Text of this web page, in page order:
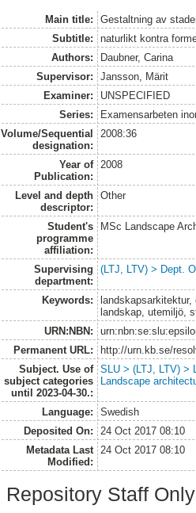
Main title:
Gestaltning av
Subtitle:
naturlikt kontra
Authors:
Daubner, Carina
Supervisor:
Jansson, Märit
Examiner:
UNSPECIFIED
Series:
Examensarbeten
Volume/Sequential
designation:
2008:36
Year of
Publication:
2008
Level and depth
descriptor:
Other
Student's
programme
affiliation:
MSc Landscape
Supervising
department:
(LTJ, LTV) > Dept.
Keywords:
landskap, utemiljö,
URN:NBN:
Permanent URL:
http://urn.kb.se/
Subject. Use of
subject categories
until 2023-04-30.:
SLU > (LTJ, LTV) >
Landscape
Language:
Swedish
Deposited On:
24 Oct 2017 08:10
Metadata Last
Modified:
24 Oct 2017 08:10
Repository Staff